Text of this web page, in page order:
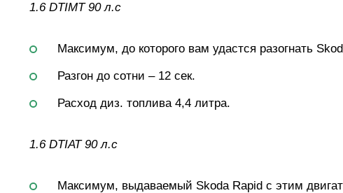
1.6 DTIМТ 90 л.с
Максимум, до которого вам удастся разогнать
Разгон до сотни – 12 сек.
Расход диз. топлива 4,4 литра.
1.6 DTIАТ 90 л.с
Максимум, выдаваемый Skoda Rapid с этим